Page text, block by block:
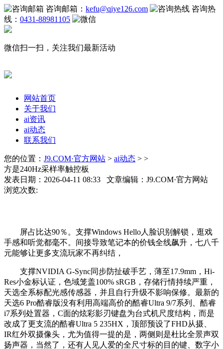
咨询邮箱： kefu@qiye126.com
咨询热
线： 0431-88981105
微信扫一扫，关注我们最新活动
网站首页
关于我们
ai资讯
ai动态
联系我们
您的位置： J9.COM·官方网站 > ai动态 > >
方是240Hz采样率触控板
发表日期：2026-04-11 08:33 文章编辑：J9.COM·官方网站
浏览次数:
屏占比达90％。支撑Windows Hello人脸识别解锁，逛戏
手感和听觉都毫不。间接导致笔记本的价钱全线飙升，七八千
元能够让更多支流玩家不再纠结，
支撑NVIDIA G-Sync同步防扯破手艺，薄至17.9mm，Hi-
Res小金标认证，色域笼盖100% sRGB，存储行情持续严重，
天选全系标配光感传感器，并且自行升级不影响保修。最新的
天选6 Pro酷睿版没有利用高端高价的酷睿Ultra 9/7系列、酷睿
i7系列处置器，C面的炫彩影刃键盘为台式机尺度结构，而是
改成了更支流的酷睿Ultra 5 235HX，顶部预设了FHD从摄、
IR红外双摄像头，尤为值得一提的是，两侧则是杜比全景声双
扬声器，当然了，还有人见人爱的全尺寸标的目的键、数字小